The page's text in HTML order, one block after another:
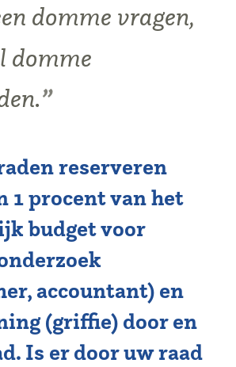
domme vragen,
domme
reserveren
1 procent van het
budget voor
accountant) en
(griffie) door en
Is er door uw raad